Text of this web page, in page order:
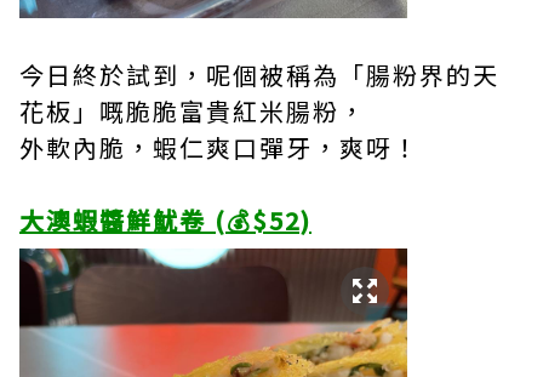
今日終於試到，呢個被稱為「腸粉界的天
花板」嘅脆脆富貴紅米腸粉，
外軟內脆，蝦仁爽口彈牙，爽呀！
大澳蝦醬鮮魷卷 (💰$52)